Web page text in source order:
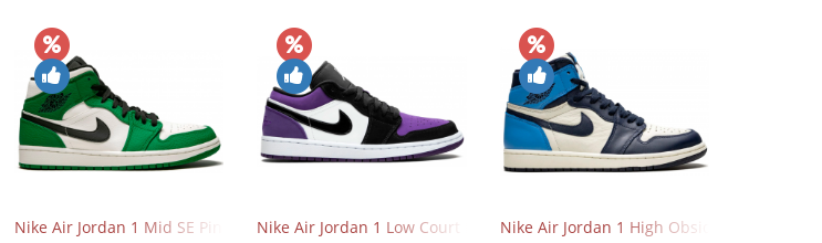
Nike Air Jordan 1 Mid SE Pine GreenNike Air Jordan 1 Low Court PurpleNike Air Jordan 1 High Obsidian University